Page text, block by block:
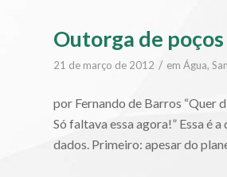
Outorga de poços
21 de março de 2012 / em Água,
por Fernando de Barros “Quer
Só faltava essa agora!” Essa é
dados. Primeiro: apesar do